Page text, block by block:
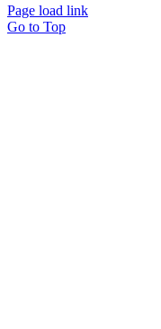
Page load link
Go to Top